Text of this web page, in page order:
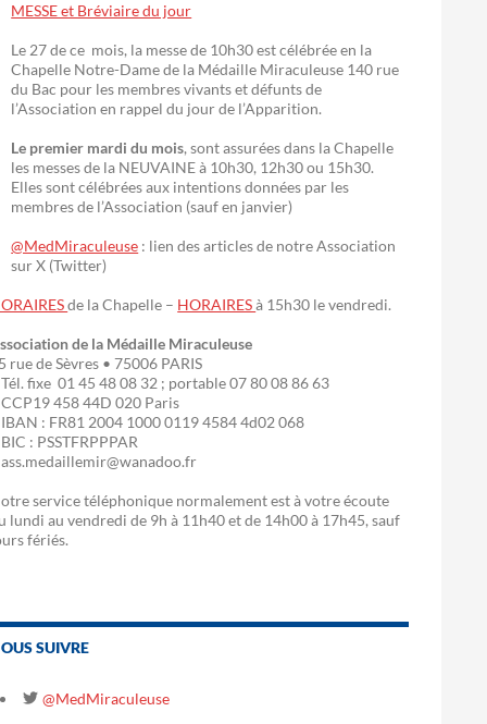
MESSE et Bréviaire du jour
Le 27 de ce mois, la messe de 10h30 est célébrée en la
Chapelle Notre-Dame de la Médaille Miraculeuse 140 rue
du Bac pour les membres vivants et défunts de
l’Association en rappel du jour de l’Apparition.
Le premier mardi du mois, sont assurées dans la Chapelle
les messes de la NEUVAINE à 10h30, 12h30 ou 15h30.
Elles sont célébrées aux intentions données par les
membres de l’Association (sauf en janvier)
@MedMiraculeuse : lien des articles de notre Association
sur X (Twitter)
de la Chapelle – HORAIRESà 15h30 le vendredi.
de la Médaille Miraculeuse
rue de Sèvres • 75006 PARIS
fixe 01 45 48 08 32 ; portable 07 80 08 86 63
458 44D 020 Paris
: FR81 2004 1000 0119 4584 4d02 068
: PSSTFRPPPAR
service téléphonique normalement est à votre écoute
lundi au vendredi de 9h à 11h40 et de 14h00 à 17h45, sauf
fériés.
SUIVRE
@MedMiraculeuse